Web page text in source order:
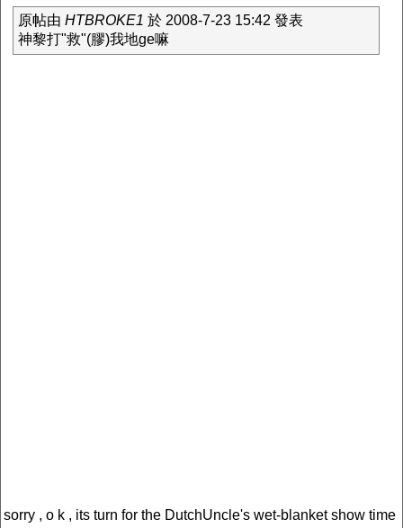
原帖由 HTBROKE1 於 2008-7-23 15:42 發表
神黎打"救"(膠)我地ge嘛
sorry , o k , its turn for the DutchUncle's wet-blanket show time